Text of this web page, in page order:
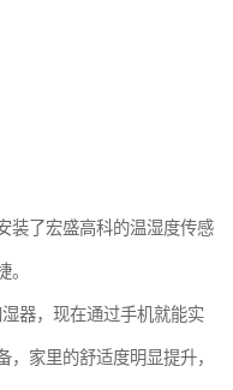
装了宏盛高科的温湿度传感
器，现在通过手机就能实
家里的舒适度明显提升，